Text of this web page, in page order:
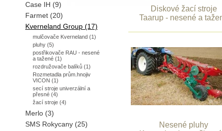
Diskové žací stroje
Taarup - nesené a
Nesené pluhy
Case IH (9)
Farmet (20)
Kverneland Group (17)
mulčovače Kverneland (1)
pluhy (5)
postřikovače RAU - nesené
a tažené (1)
rozdružovače balíků (1)
Rozmetadla prům.hnojiv
VICON (1)
secí stroje univerzální a
přesné (4)
žací stroje (4)
Merlo (3)
SMS Rokycany (25)